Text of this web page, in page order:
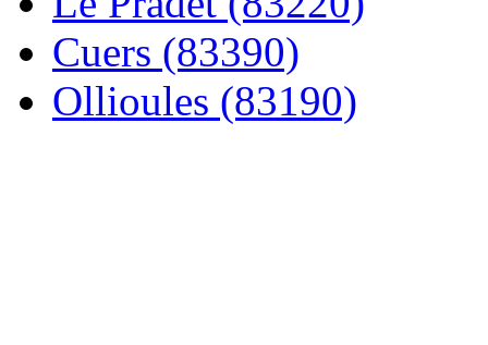
Cuers (83390)
Ollioules (83190)